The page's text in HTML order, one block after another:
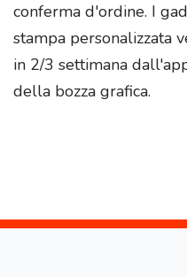
conferma d'ordine. I
stampa personalizzata
in 2/3 settimana
della bozza grafica.